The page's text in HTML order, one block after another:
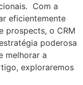
Com a
eficientemente
prospects, o CRM
poderosa
melhorar a
exploraremos